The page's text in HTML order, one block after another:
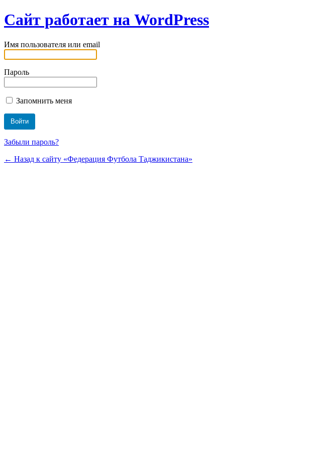
Сайт работает на WordPress
Имя пользователя или email
Пароль
Запомнить меня
Забыли пароль?
← Назад к сайту «Федерация Футбола Таджикистана»